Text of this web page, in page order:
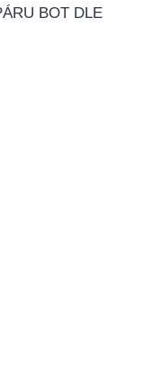
BOT DLE